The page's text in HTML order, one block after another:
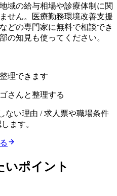
域の給与相場や診療体制に関
せん。医療勤務環境改善支援
どの専門家に無料で相談でき
の知見も使ってください。
理できます
さんと整理する
ない理由 / 求人票や職場条件
ます。
いポイント